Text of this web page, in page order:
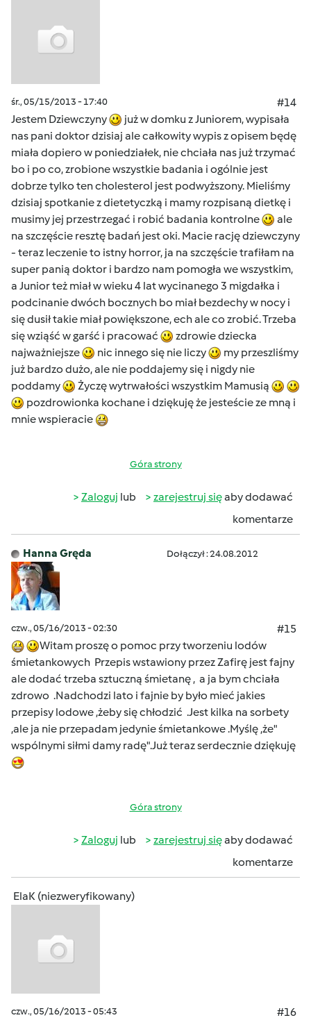
śr., 05/15/2013 - 17:40
#14
Jestem Dziewczyny
już w domku z Juniorem, wypisała
nas pani doktor dzisiaj ale całkowity wypis z opisem będę
miała dopiero w poniedziałek, nie chciała nas już trzymać
bo i po co, zrobione wszystkie badania i ogólnie jest
dobrze tylko ten cholesterol jest podwyższony. Mieliśmy
dzisiaj spotkanie z dietetyczką i mamy rozpisaną dietkę i
musimy jej przestrzegać i robić badania kontrolne
ale
na szczęście resztę badań jest oki. Macie rację dziewczyny
- teraz leczenie to istny horror, ja na szczęście trafiłam na
super panią doktor i bardzo nam pomogła we wszystkim,
a Junior też miał w wieku 4 lat wycinanego 3 migdałka i
podcinanie dwóch bocznych bo miał bezdechy w nocy i
się dusił takie miał powiększone, ech ale co zrobić. Trzeba
się wziąść w garść i pracować
zdrowie dziecka
najważniejsze
nic innego się nie liczy
my przeszliśmy
już bardzo dużo, ale nie poddajemy się i nigdy nie
poddamy
Życzę wytrwałości wszystkim Mamusią
pozdrowionka kochane i dziękuję że jesteście ze mną i
mnie wspieracie
Góra strony
Zaloguj lub zarejestruj sięaby dodawać
komentarze
Hanna Gręda Dołączył : 24.08.2012
czw., 05/16/2013 - 02:30
#15
Witam proszę o pomoc przy tworzeniu lodów
śmietankowych Przepis wstawiony przez Zafirę jest fajny
ale dodać trzeba sztuczną śmietanę , a ja bym chciała
zdrowo .Nadchodzi lato i fajnie by było mieć jakies
przepisy lodowe ,żeby się chłodzić .Jest kilka na sorbety
,ale ja nie przepadam jedynie śmietankowe .Myślę ,że"
wspólnymi siłmi damy radę".Już teraz serdecznie dziękuję
Góra strony
Zaloguj lub zarejestruj sięaby dodawać
komentarze
ElaK (niezweryfikowany)
czw., 05/16/2013 - 05:43 #16